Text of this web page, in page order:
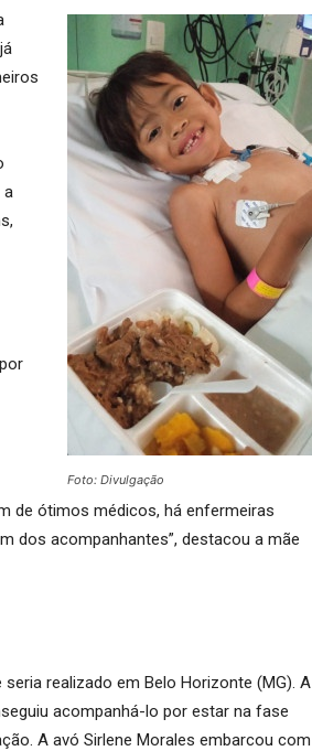
Foto: Divulgação
a
de ótimos médicos, há enfermeiras
dos acompanhantes”, destacou a mãe
seria realizado em Belo Horizonte (MG). A
acompanhá-lo por estar na fase
A avó Sirlene Morales embarcou com